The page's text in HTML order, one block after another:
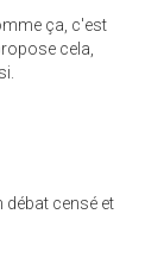
ça, c'est
cela,
débat censé et